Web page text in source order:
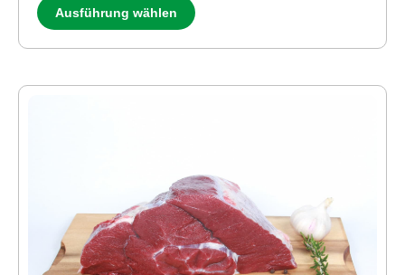
Ausführung wählen